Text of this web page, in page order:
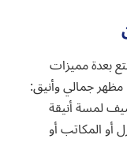
بعدة مميزات
مظهر جمالي وأنيق:
لمسة أنيقة
أو المكاتب أو